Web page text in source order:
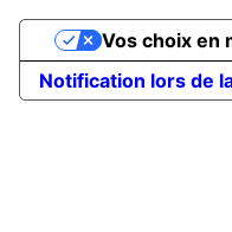
Notification lors de
Vos choix en